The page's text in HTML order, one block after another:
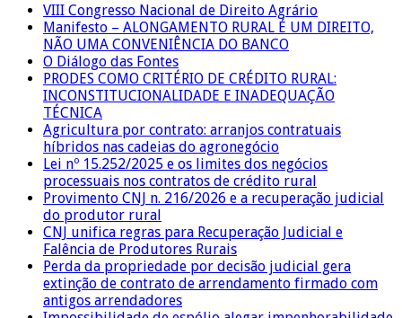
VIII Congresso Nacional de Direito Agrário
Manifesto – ALONGAMENTO RURAL É UM DIREITO,
NÃO UMA CONVENIÊNCIA DO BANCO
O Diálogo das Fontes
PRODES COMO CRITÉRIO DE CRÉDITO RURAL:
INCONSTITUCIONALIDADE E INADEQUAÇÃO
TÉCNICA
Agricultura por contrato: arranjos contratuais
híbridos nas cadeias do agronegócio
Lei nº 15.252/2025 e os limites dos negócios
processuais nos contratos de crédito rural
Provimento CNJ n. 216/2026 e a recuperação judicial
do produtor rural
CNJ unifica regras para Recuperação Judicial e
Falência de Produtores Rurais
Perda da propriedade por decisão judicial gera
extinção de contrato de arrendamento firmado com
antigos arrendadores